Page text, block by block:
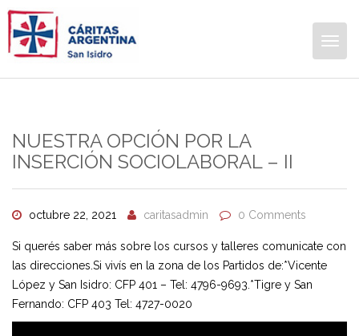
NUESTRA OPCIÓN POR LA
INSERCIÓN SOCIOLABORAL – II
octubre 22, 2021 caritasadmin 0 Comments
Si querés saber más sobre los cursos y talleres comunicate con
las direcciones.Si vivís en la zona de los Partidos de:*Vicente
López y San Isidro: CFP 401 – Tel: 4796-9693.*Tigre y San
Fernando: CFP 403 Tel: 4727-0020